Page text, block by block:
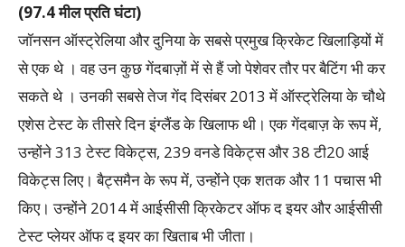
(97.4 मील प्रति घंटा)
जॉनसन ऑस्ट्रेलिया और दुनिया के सबसे प्रमुख क्रिकेट खिलाड़ियों में
से एक थे । वह उन कुछ गेंदबाज़ों में से हैं जो पेशेवर तौर पर बैटिंग भी कर
सकते थे । उनकी सबसे तेज गेंद दिसंबर 2013 में ऑस्ट्रेलिया के चौथे
एशेस टेस्ट के तीसरे दिन इंग्लैंड के खिलाफ थी। एक गेंदबाज़ के रूप में,
उन्होंने 313 टेस्ट विकेट्स, 239 वनडे विकेट्स और 38 टी20 आई
विकेट्स लिए। बैट्समैन के रूप में, उन्होंने एक शतक और 11 पचास भी
किए। उन्होंने 2014 में आईसीसी क्रिकेटर ऑफ द इयर और आईसीसी
टेस्ट प्लेयर ऑफ द इयर का खिताब भी जीता।